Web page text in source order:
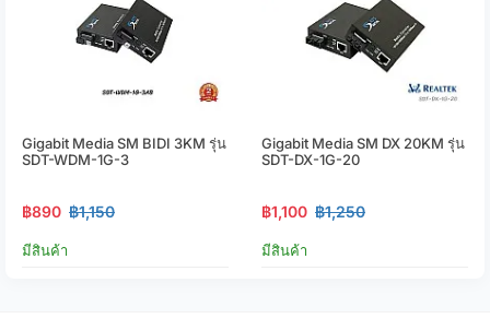
Gigabit Media SM BIDI 3KM รุ่น
SDT-WDM-1G-3
฿890 ฿1,150
มีสินค้า
Gigabit Media SM DX 20KM รุ่น
SDT-DX-1G-20
฿1,100 ฿1,250
มีสินค้า